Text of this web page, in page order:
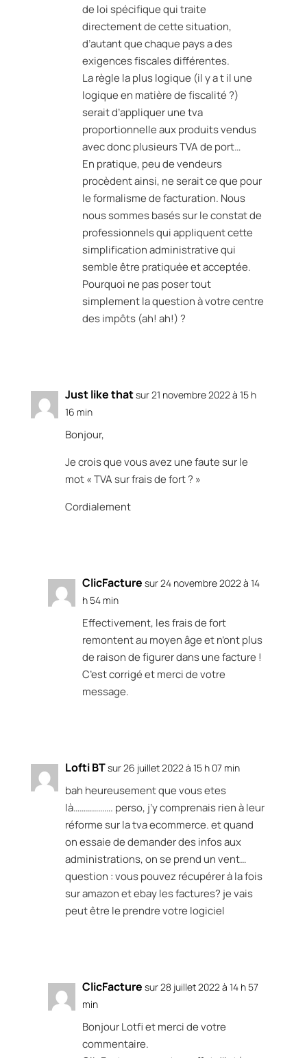
de loi spécifique qui traite
directement de cette situation,
d’autant que chaque pays a des
exigences fiscales différentes.
La règle la plus logique (il y a t il une
logique en matière de fiscalité ?)
serait d’appliquer une tva
proportionnelle aux produits vendus
avec donc plusieurs TVA de port…
En pratique, peu de vendeurs
procèdent ainsi, ne serait ce que pour
le formalisme de facturation. Nous
nous sommes basés sur le constat de
professionnels qui appliquent cette
simplification administrative qui
semble être pratiquée et acceptée.
Pourquoi ne pas poser tout
simplement la question à votre centre
des impôts (ah! ah!) ?
Just like thatsur 21 novembre 2022 à 15 h
16 min
Bonjour,
Je crois que vous avez une faute sur le
mot « TVA sur frais de fort ? »
Cordialement
ClicFacture sur 24 novembre 2022 à 14
h 54 min
Effectivement, les frais de fort
remontent au moyen âge et n’ont plus
de raison de figurer dans une facture !
C’est corrigé et merci de votre
message.
Lofti BTsur 26 juillet 2022 à 15 h 07 min
bah heureusement que vous etes
là………………. perso, j’y comprenais rien à leur
réforme sur la tva ecommerce. et quand
on essaie de demander des infos aux
administrations, on se prend un vent…
question : vous pouvez récupérer à la fois
sur amazon et ebay les factures? je vais
peut être le prendre votre logiciel
ClicFacture sur 28 juillet 2022 à 14 h 57
min
Bonjour Lotfi et merci de votre
commentaire.